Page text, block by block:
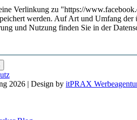
Verlinkung zu "https://
werden. Auf Art und Umfang
und Nutzung finden Sie in der
2026 | Design by itPRAX